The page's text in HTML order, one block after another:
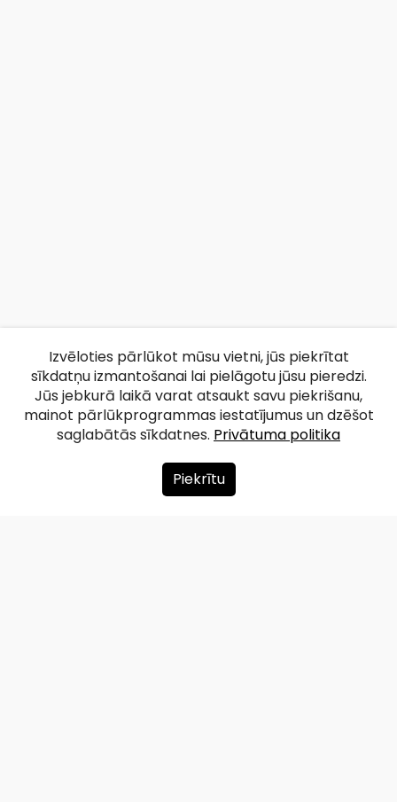
Par mums
Izvēloties pārlūkot mūsu vietni, jūs piekrītat
sīkdatņu izmantošanai lai pielāgotu jūsu pieredzi.
Jūs jebkurā laikā varat atsaukt savu piekrišanu,
mainot pārlūkprogrammas iestatījumus un dzēšot
saglabātās sīkdatnes. Privātuma politika
Piekrītu